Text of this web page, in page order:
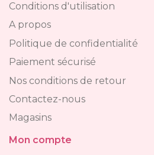
Conditions d'utilisation
A propos
Politique de confidentialité
Paiement sécurisé
Nos conditions de retour
Contactez-nous
Magasins
Mon compte